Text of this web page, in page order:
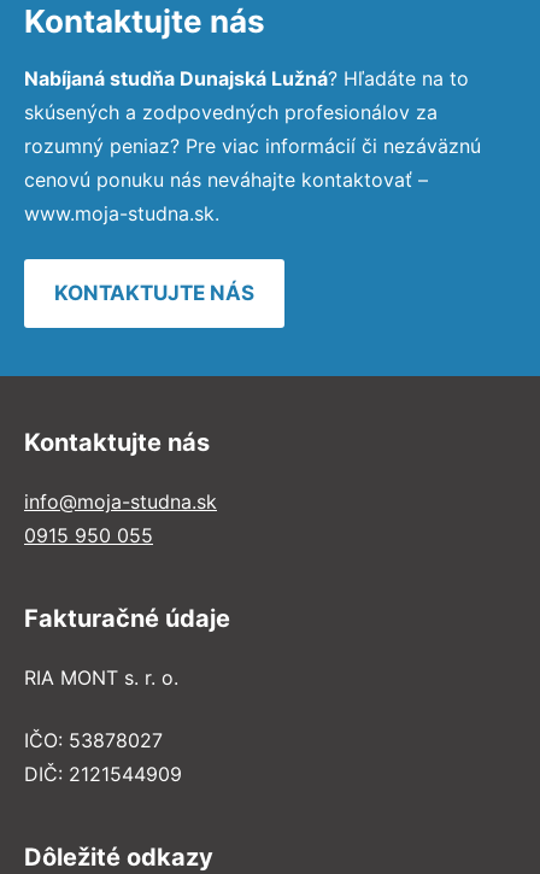
Kontaktujte nás
Nabíjaná studňa Dunajská Lužná? Hľadáte na to
skúsených a zodpovedných profesionálov za
rozumný peniaz? Pre viac informácií či nezáväznú
cenovú ponuku nás neváhajte kontaktovať –
www.moja-studna.sk.
KONTAKTUJTE NÁS
Kontaktujte nás
info@moja-studna.sk
0915 950 055
Fakturačné údaje
RIA MONT s. r. o.
IČO: 53878027
DIČ: 2121544909
Dôležité odkazy